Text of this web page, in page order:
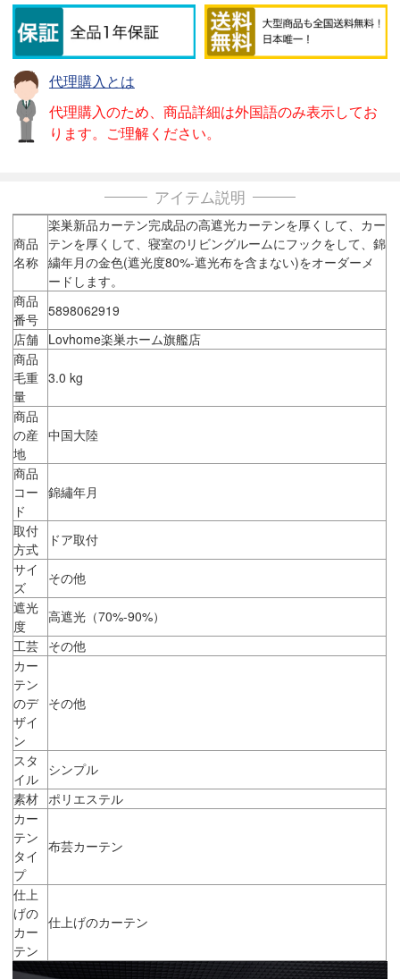
代理購入とは
代理購入のため、商品詳細は外国語のみ表示してお
ります。ご理解ください。
アイテム説明
商品
名称
楽巣新品カーテン完成品の高遮光カーテンを厚くして、カー
テンを厚くして、寝室のリビングルームにフックをして、錦
繍年月の金色(遮光度80%-遮光布を含まない)をオーダーメ
ードします。
商品
番号 5898062919
店舗 Lovhome楽巣ホーム旗艦店
商品
毛重
量
3.0 kg
商品
の産
地
中国大陸
商品
コー
ド
錦繡年月
取付
方式
ドア取付
サイ
ズ
その他
遮光
度
高遮光（70%-90%）
工芸 その他
カー
テン
のデ
ザイ
ン
その他
スタ
イル
シンプル
素材 ポリエステル
カー
テン
タイ
プ
布芸カーテン
仕上
げの
カー
テン
仕上げのカーテン